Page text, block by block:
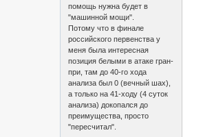
помощь нужна будет в
"машинной мощи".
Потому что в финале
российского первенства у
меня была интересная
позиция белыми в атаке гран-
при, там до 40-го хода
анализа был 0 (вечный шах),
а только на 41-ходу (4 суток
анализа) докопался до
преимущества, просто
"пересчитал".